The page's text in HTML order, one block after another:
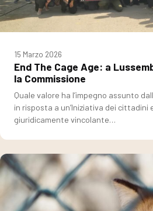
15 Marzo 2026
End The Cage Age: a
la Commissione
Quale valore ha l’impegno assunto
in risposta a un’Iniziativa dei cittadini
giuridicamente vincolante…